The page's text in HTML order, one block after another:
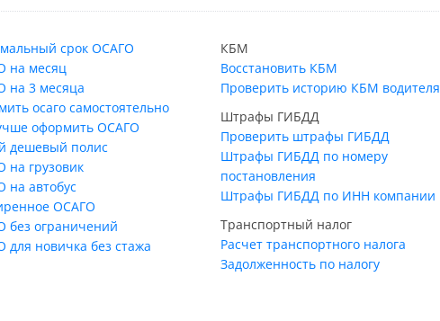
срок ОСАГО
на месяц
на 3 месяца
осаго самостоятельно
оформить ОСАГО
дешевый полис
на грузовик
на автобус
ОСАГО
без ограничений
для новичка без стажа
КБМ
Восстановить КБМ
Проверить историю КБМ водителя
Штрафы ГИБДД
Проверить штрафы ГИБДД
Штрафы ГИБДД по номеру
постановления
Штрафы ГИБДД по ИНН компании
Транспортный налог
Расчет транспортного налога
Задолженность по налогу